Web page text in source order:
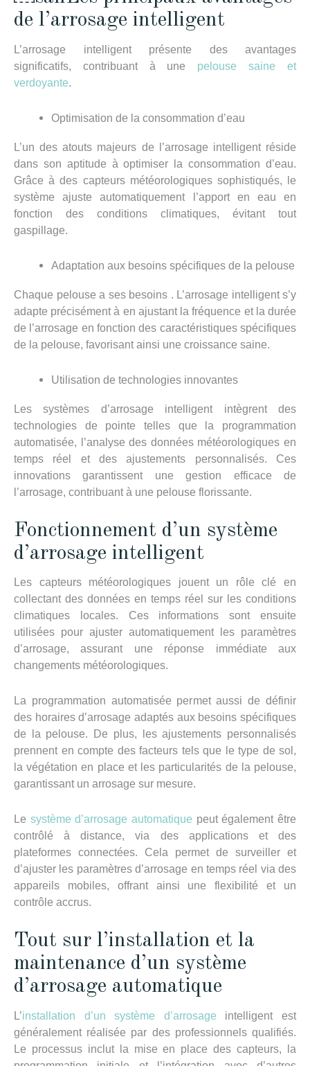
de l’arrosage intelligent
L’arrosage intelligent présente des avantages
significatifs, contribuant à une pelouse saine et
verdoyante.
Optimisation de la consommation d’eau
L’un des atouts majeurs de l’arrosage intelligent réside
dans son aptitude à optimiser la consommation d’eau.
Grâce à des capteurs météorologiques sophistiqués, le
système ajuste automatiquement l’apport en eau en
fonction des conditions climatiques, évitant tout
gaspillage.
Adaptation aux besoins spécifiques de la pelouse
Chaque pelouse a ses besoins . L’arrosage intelligent s’y
adapte précisément à en ajustant la fréquence et la durée
de l’arrosage en fonction des caractéristiques spécifiques
de la pelouse, favorisant ainsi une croissance saine.
Utilisation de technologies innovantes
Les systèmes d’arrosage intelligent intègrent des
technologies de pointe telles que la programmation
automatisée, l’analyse des données météorologiques en
temps réel et des ajustements personnalisés. Ces
innovations garantissent une gestion efficace de
l’arrosage, contribuant à une pelouse florissante.
Fonctionnement d’un système
d’arrosage intelligent
Les capteurs météorologiques jouent un rôle clé en
collectant des données en temps réel sur les conditions
climatiques locales. Ces informations sont ensuite
utilisées pour ajuster automatiquement les paramètres
d’arrosage, assurant une réponse immédiate aux
changements météorologiques.
La programmation automatisée permet aussi de définir
des horaires d’arrosage adaptés aux besoins spécifiques
de la pelouse. De plus, les ajustements personnalisés
prennent en compte des facteurs tels que le type de sol,
la végétation en place et les particularités de la pelouse,
garantissant un arrosage sur mesure.
Le système d’arrosage automatique peut également être
contrôlé à distance, via des applications et des
plateformes connectées. Cela permet de surveiller et
d’ajuster les paramètres d’arrosage en temps réel via des
appareils mobiles, offrant ainsi une flexibilité et un
contrôle accrus.
Tout sur l’installation et la
maintenance d’un système
d’arrosage automatique
L’installation d’un système d’arrosage intelligent est
généralement réalisée par des professionnels qualifiés.
Le processus inclut la mise en place des capteurs, la